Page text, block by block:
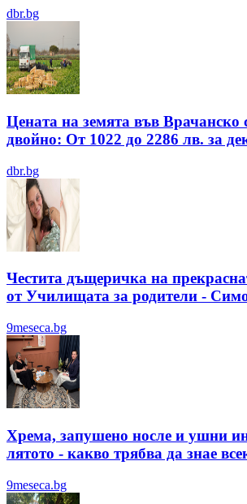
dbr.bg
Цената на земята във Врачанско
двойно: От 1022 до 2286 лв. за
dbr.bg
Честита дъщеричка на
от Училищата за родители -
9meseca.bg
Хрема, запушено носле и ушни
лятотo - какво трябва да знае
9meseca.bg